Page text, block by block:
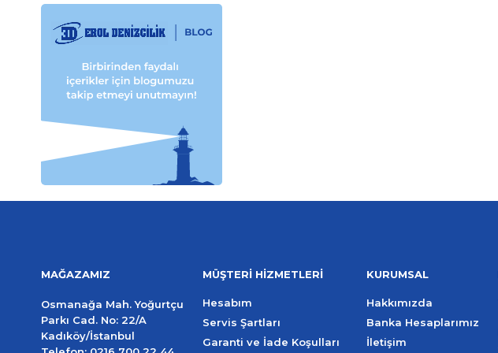
MAĞAZAMIZ
Osmanağa Mah. Yoğurtçu
Parkı Cad. No: 22/A
Kadıköy/İstanbul
MÜŞTERİ HİZMETLERİ
Hesabım
Servis Şartları
Garanti ve İade Koşulları
KURUMSAL
Hakkımızda
Banka Hesaplarımız
İletişim